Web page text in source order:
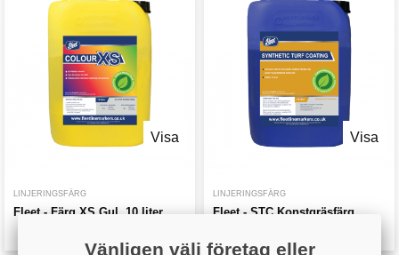
Visa
LINJERINGSFÄRG
Fleet - Färg XS Gul, 10 liter
Visa
LINJERINGSFÄRG
Fleet - STC Konstgräsfärg
Vänligen välj företag eller